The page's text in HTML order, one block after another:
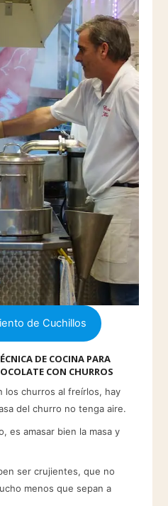
de Cuchillos
DE COCINA PARA
CON CHURROS
los churros al freírlos, hay
del churro no tenga aire.
es amasar bien la masa y
ser crujientes, que no
menos que sepan a